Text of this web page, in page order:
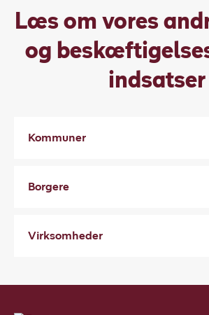
Læs om vores
og
indsatser
Kommuner
Borgere
Virksomheder